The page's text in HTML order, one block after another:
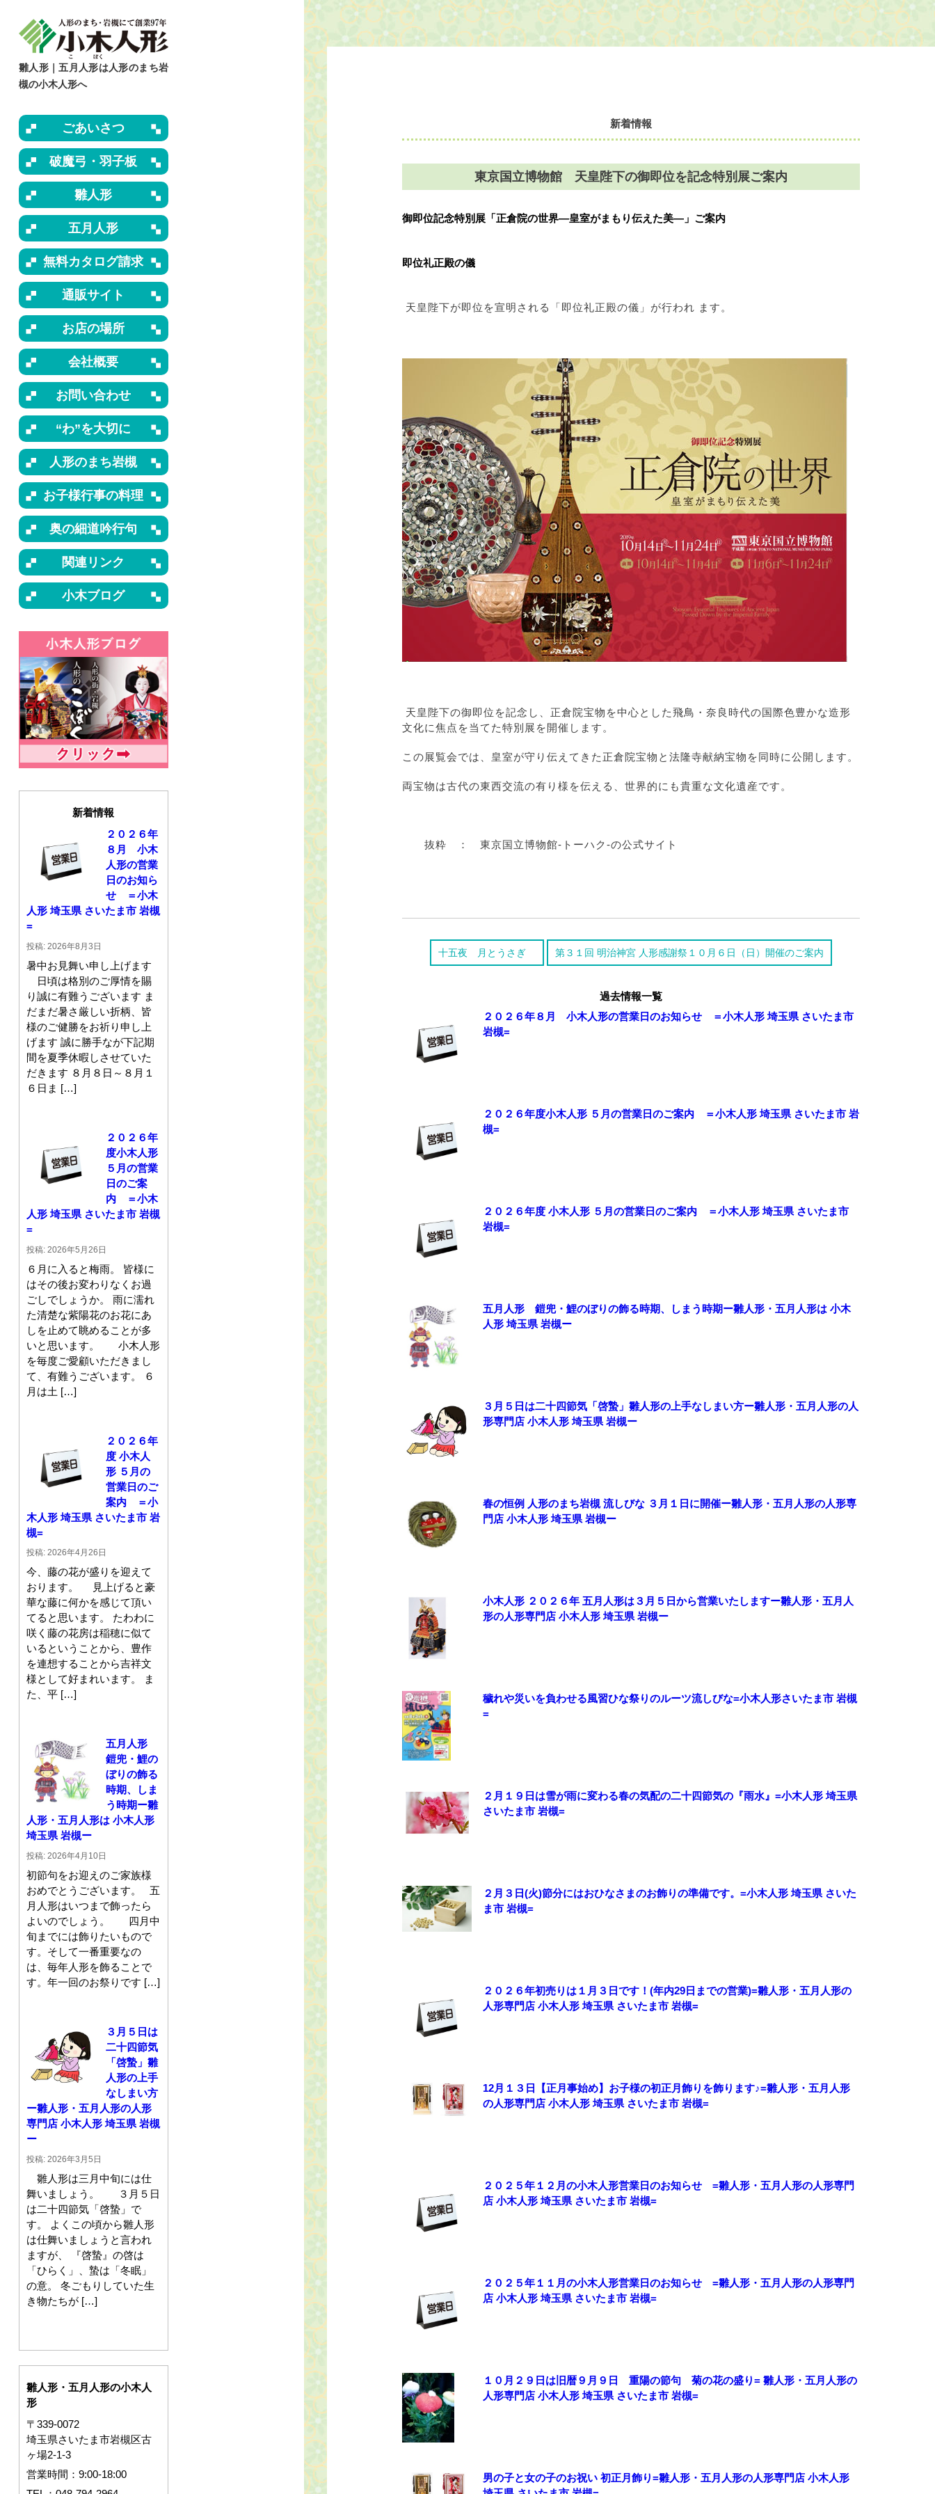
雛人形｜五月人形は人形のまち岩
槻の小木人形へ
ごあいさつ
破魔弓・羽子板
雛人形
五月人形
無料カタログ請求
通販サイト
お店の場所
会社概要
お問い合わせ
“わ”を大切に
人形のまち岩槻
お子様行事の料理
奥の細道吟行句
関連リンク
小木ブログ
新着情報
２０２６年
８月 小木
人形の営業
日のお知ら
せ ＝小木
人形 埼玉県 さいたま市 岩槻
=
投稿: 2026年8月3日
暑中お見舞い申し上げます
日頃は格別のご厚情を賜
り誠に有難うございます ま
だまだ暑さ厳しい折柄、皆
様のご健勝をお祈り申し上
げます 誠に勝手なが下記期
間を夏季休暇しさせていた
だきます ８月８日～８月１
６日ま […]
２０２６年
度小木人形
５月の営業
日のご案
内 ＝小木
人形 埼玉県 さいたま市 岩槻
=
投稿: 2026年5月26日
６月に入ると梅雨。 皆様に
はその後お変わりなくお過
ごしでしょうか。 雨に濡れ
た清楚な紫陽花のお花にあ
しを止めて眺めることが多
いと思います。 小木人形
を毎度ご愛顧いただきまし
て、有難うございます。 ６
月は土 […]
２０２６年
度 小木人
形 ５月の
営業日のご
案内 ＝小
木人形 埼玉県 さいたま市 岩
槻=
投稿: 2026年4月26日
今、藤の花が盛りを迎えて
おります。 見上げると豪
華な藤に何かを感じて頂い
てると思います。 たわわに
咲く藤の花房は稲穂に似て
いるということから、豊作
を連想することから吉祥文
様として好まれいます。 ま
た、平 […]
五月人形
鎧兜・鯉の
ぼりの飾る
時期、しま
う時期ー雛
人形・五月人形は 小木人形
埼玉県 岩槻ー
投稿: 2026年4月10日
初節句をお迎えのご家族様
おめでとうございます。 五
月人形はいつまで飾ったら
よいのでしょう。 四月中
旬までには飾りたいもので
す。そして一番重要なの
は、毎年人形を飾ることで
す。年一回のお祭りです […]
３月５日は
二十四節気
「啓蟄」雛
人形の上手
なしまい方
ー雛人形・五月人形の人形
専門店 小木人形 埼玉県 岩槻
ー
投稿: 2026年3月5日
雛人形は三月中旬には仕
舞いましょう。 ３月５日
は二十四節気「啓蟄」で
す。 よくこの頃から雛人形
は仕舞いましょうと言われ
ますが、 『啓蟄』の啓は
「ひらく」、蟄は「冬眠」
の意。 冬ごもりしていた生
き物たちが […]
雛人形・五月人形の小木人
形
〒339-0072
埼玉県さいたま市岩槻区古
ヶ場2-1-3
営業時間：9:00-18:00
新着情報
東京国立博物館 天皇陛下の御即位を記念特別展ご案内
御即位記念特別展「正倉院の世界―皇室がまもり伝えた美―」ご案内
即位礼正殿の儀
天皇陛下が即位を宣明される「即位礼正殿の儀」が行われ ます。
天皇陛下の御即位を記念し、正倉院宝物を中心とした飛鳥・奈良時代の国際色豊かな造形
文化に焦点を当てた特別展を開催します。
この展覧会では、皇室が守り伝えてきた正倉院宝物と法隆寺献納宝物を同時に公開します。
両宝物は古代の東西交流の有り様を伝える、世界的にも貴重な文化遺産です。
抜粋 ： 東京国立博物館-トーハク-の公式サイト
十五夜 月とうさぎ 第３１回 明治神宮 人形感謝祭１０月６日（日）開催のご案内
過去情報一覧
２０２６年８月 小木人形の営業日のお知らせ ＝小木人形 埼玉県 さいたま市
岩槻=
２０２６年度小木人形 ５月の営業日のご案内 ＝小木人形 埼玉県 さいたま市 岩
槻=
２０２６年度 小木人形 ５月の営業日のご案内 ＝小木人形 埼玉県 さいたま市
岩槻=
五月人形 鎧兜・鯉のぼりの飾る時期、しまう時期ー雛人形・五月人形は 小木
人形 埼玉県 岩槻ー
３月５日は二十四節気「啓蟄」雛人形の上手なしまい方ー雛人形・五月人形の人
形専門店 小木人形 埼玉県 岩槻ー
春の恒例 人形のまち岩槻 流しびな ３月１日に開催ー雛人形・五月人形の人形専
門店 小木人形 埼玉県 岩槻ー
小木人形 ２０２６年 五月人形は３月５日から営業いたしますー雛人形・五月人
形の人形専門店 小木人形 埼玉県 岩槻ー
穢れや災いを負わせる風習ひな祭りのルーツ流しびな=小木人形さいたま市 岩槻
=
２月１９日は雪が雨に変わる春の気配の二十四節気の『雨水』=小木人形 埼玉県
さいたま市 岩槻=
２月３日(火)節分にはおひなさまのお飾りの準備です。=小木人形 埼玉県 さいた
ま市 岩槻=
２０２６年初売りは１月３日です！(年内29日までの営業)=雛人形・五月人形の
人形専門店 小木人形 埼玉県 さいたま市 岩槻=
12月１３日【正月事始め】お子様の初正月飾りを飾ります♪=雛人形・五月人形
の人形専門店 小木人形 埼玉県 さいたま市 岩槻=
２０２５年１２月の小木人形営業日のお知らせ =雛人形・五月人形の人形専門
店 小木人形 埼玉県 さいたま市 岩槻=
２０２５年１１月の小木人形営業日のお知らせ =雛人形・五月人形の人形専門
店 小木人形 埼玉県 さいたま市 岩槻=
１０月２９日は旧暦９月９日 重陽の節句 菊の花の盛り= 雛人形・五月人形の
人形専門店 小木人形 埼玉県 さいたま市 岩槻=
男の子と女の子のお祝い 初正月飾り=雛人形・五月人形の人形専門店 小木人形